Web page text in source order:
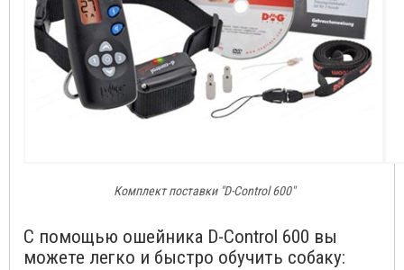
Комплект поставки "D-Control 600"
С помощью ошейника D-Control 600 вы
можете легко и быстро обучить собаку: